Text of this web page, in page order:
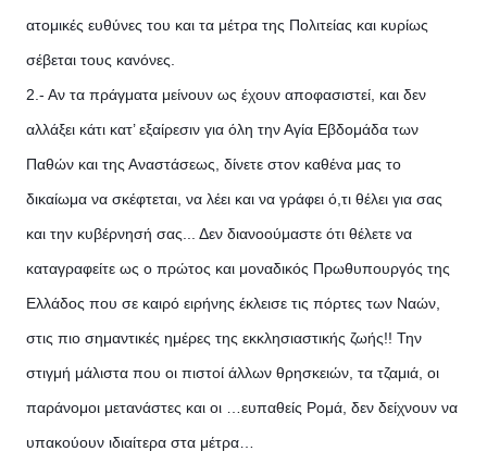
ατομικές ευθύνες του και τα μέτρα της Πολιτείας και κυρίως
σέβεται τους κανόνες.
2.- Αν τα πράγματα μείνουν ως έχουν αποφασιστεί, και δεν
αλλάξει κάτι κατ’ εξαίρεσιν για όλη την Αγία Εβδομάδα των
Παθών και της Αναστάσεως, δίνετε στον καθένα μας το
δικαίωμα να σκέφτεται, να λέει και να γράφει ό,τι θέλει για σας
και την κυβέρνησή σας... Δεν διανοούμαστε ότι θέλετε να
καταγραφείτε ως ο πρώτος και μοναδικός Πρωθυπουργός της
Ελλάδος που σε καιρό ειρήνης έκλεισε τις πόρτες των Ναών,
στις πιο σημαντικές ημέρες της εκκλησιαστικής ζωής!! Την
στιγμή μάλιστα που οι πιστοί άλλων θρησκειών, τα τζαμιά, οι
παράνομοι μετανάστες και οι …ευπαθείς Ρομά, δεν δείχνουν να
υπακούουν ιδιαίτερα στα μέτρα…